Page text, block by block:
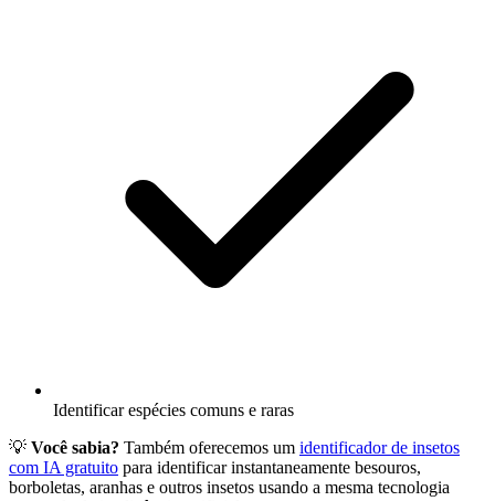
Identificar espécies comuns e raras
💡 Você sabia? Também oferecemos um identificador de insetos
com IA gratuito para identificar instantaneamente besouros,
borboletas, aranhas e outros insetos usando a mesma tecnologia